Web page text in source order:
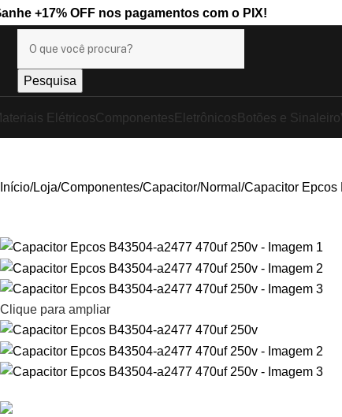
+17% OFF nos pagamentos com o PIX!
Pesquisa
ElétricosComponentes Eletrônicos Botões e Sinaleiro
Início Loja Componentes Capacitor Normal Capacitor Epcos
Clique para ampliar